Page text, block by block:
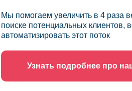
Мы помогаем увеличить в 4 раза
поиске потенциальных клиентов,
автоматизировать этот поток
Узнать подробнее про